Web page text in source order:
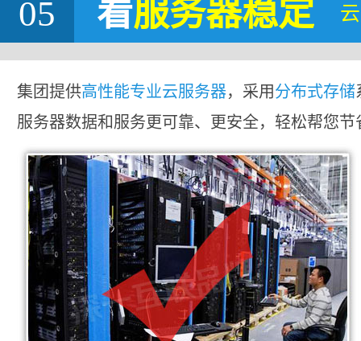
05 看服务器稳定
集团提供高性能专业云服务器，采用分布式存储
服务器数据和服务更可靠、更安全，轻松帮您节